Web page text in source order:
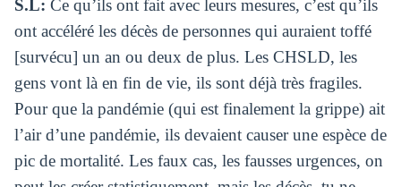
S.L: Ce qu’ils ont fait avec leurs mesures, c’est qu’ils
ont accéléré les décès de personnes qui auraient toffé
[survécu] un an ou deux de plus. Les CHSLD, les
gens vont là en fin de vie, ils sont déjà très fragiles.
Pour que la pandémie (qui est finalement la grippe) ait
l’air d’une pandémie, ils devaient causer une espèce de
pic de mortalité. Les faux cas, les fausses urgences, on